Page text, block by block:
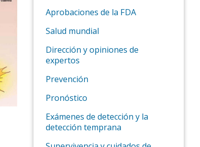
Aprobaciones de la FDA
Salud mundial
Dirección y opiniones de
expertos
Prevención
Pronóstico
Exámenes de detección y la
detección temprana